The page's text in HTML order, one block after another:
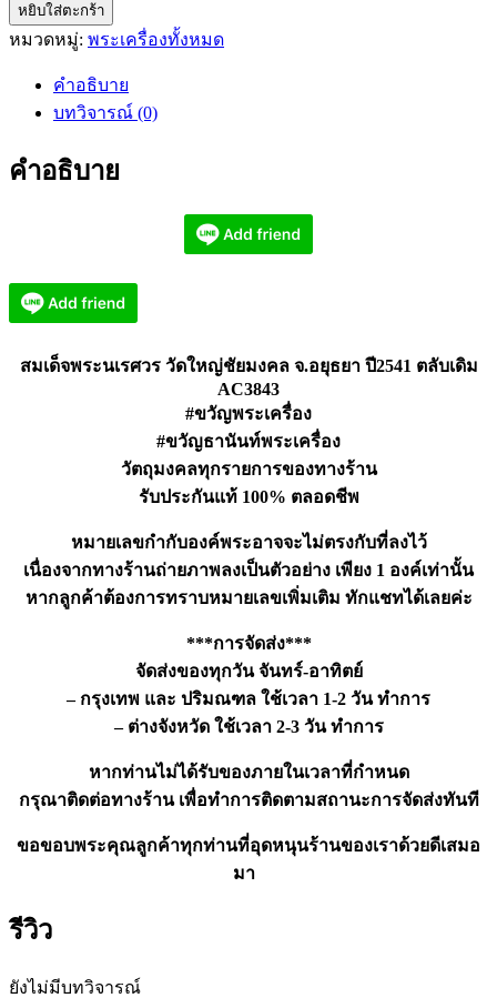
สมเด็จ
พระ
จ.อยุธยา
หยิบใส่ตะกร้า
หมวดหมู่: พระเครื่องทั้งหมด
คำอธิบาย
บทวิจารณ์ (0)
คำอธิบาย
สมเด็จพระนเรศวร วัดใหญ่ชัยมงคล จ.อยุธยา ปี2541 ตลับเดิม
AC3843
#ขวัญพระเครื่อง
#ขวัญธานันท์พระเครื่อง
วัตถุมงคลทุกรายการของทางร้าน
รับประกันแท้ 100% ตลอดชีพ
หมายเลขกำกับองค์พระอาจจะไม่ตรงกับที่ลงไว้
เนื่องจากทางร้านถ่ายภาพลงเป็นตัวอย่าง เพียง 1 องค์เท่านั้น
หากลูกค้าต้องการทราบหมายเลขเพิ่มเติม ทักแชทได้เลยค่ะ
***การจัดส่ง***
จัดส่งของทุกวัน จันทร์-อาทิตย์
– กรุงเทพ และ ปริมณฑล ใช้เวลา 1-2 วัน ทำการ
– ต่างจังหวัด ใช้เวลา 2-3 วัน ทำการ
หากท่านไม่ได้รับของภายในเวลาที่กำหนด
กรุณาติดต่อทางร้าน เพื่อทำการติดตามสถานะการจัดส่งทันที
ขอขอบพระคุณลูกค้าทุกท่านที่อุดหนุนร้านของเราด้วยดีเสมอ
มา
รีวิว
ยังไม่มีบทวิจารณ์